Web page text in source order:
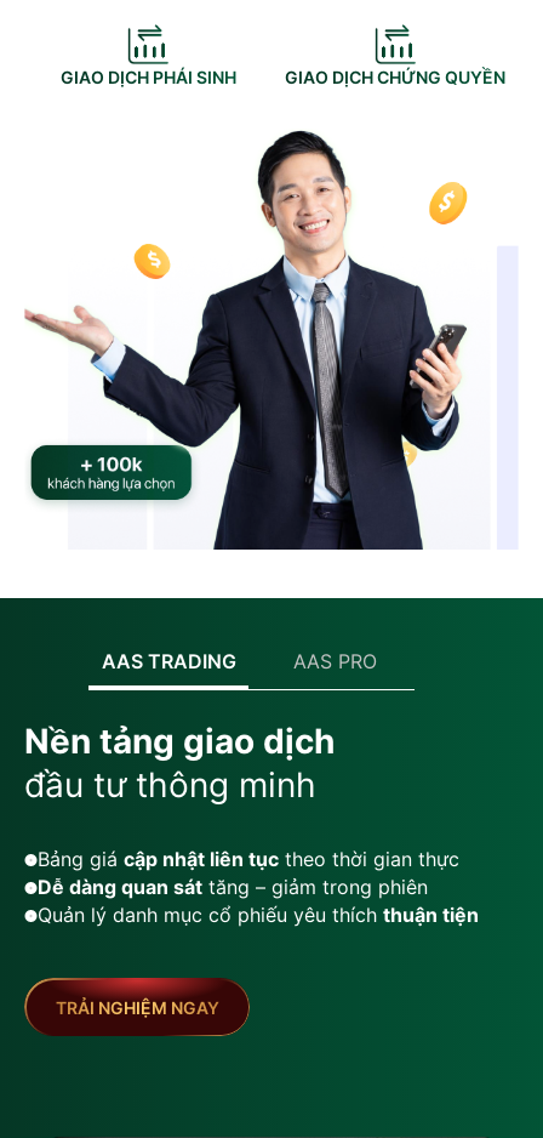
GIAO DỊCH PHÁI SINH GIAO DỊCH CHỨNG QUYỀN
AAS TRADING AAS PRO
Nền tảng giao dịch
đầu tư thông minh
Bảng giá cập nhật liên tục theo thời gian thực
Dễ dàng quan sát tăng – giảm trong phiên
Quản lý danh mục cổ phiếu yêu thích thuận tiện
TRẢI NGHIỆM NGAY